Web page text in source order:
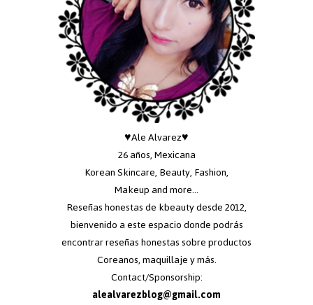
♥Ale Alvarez♥
26 años, Mexicana
Korean Skincare, Beauty, Fashion,
Makeup and more...
Reseñas honestas de kbeauty desde 2012,
bienvenido a este espacio donde podrás
encontrar reseñas honestas sobre productos
Coreanos, maquillaje y más.
Contact/Sponsorship:
alealvarezblog@gmail.com